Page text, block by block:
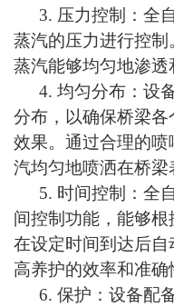
3. 压力控制：全
蒸汽的压力进行控
蒸汽能够均匀地渗透
4. 均匀分布：设
分布，以确保桥梁
效果。通过合理的
汽均匀地喷洒在桥梁
5. 时间控制：全
间控制功能，能够
在设定时间到达后
高养护的效率和准确
6. 保护：设备配